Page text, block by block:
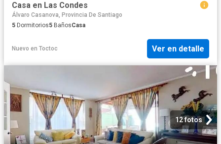
Casa en Las Condes
Álvaro Casanova, Provincia De Santiago
5 Dormitorios5 BañosCasa
Nuevo en Toctoc Ver en detalle
12 fotos